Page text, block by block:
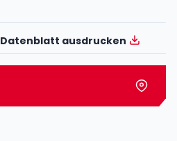
Datenblatt ausdrucken